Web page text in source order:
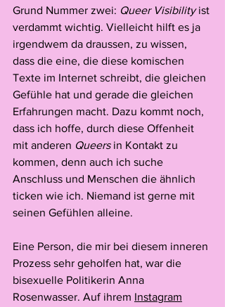
Grund Nummer zwei: Queer Visibility ist
verdammt wichtig. Vielleicht hilft es ja
irgendwem da draussen, zu wissen,
dass die eine, die diese komischen
Texte im Internet schreibt, die gleichen
Gefühle hat und gerade die gleichen
Erfahrungen macht. Dazu kommt noch,
dass ich hoffe, durch diese Offenheit
mit anderen Queers in Kontakt zu
kommen, denn auch ich suche
Anschluss und Menschen die ähnlich
ticken wie ich. Niemand ist gerne mit
seinen Gefühlen alleine.
Eine Person, die mir bei diesem inneren
Prozess sehr geholfen hat, war die
bisexuelle Politikerin Anna
Rosenwasser. Auf ihrem Instagram